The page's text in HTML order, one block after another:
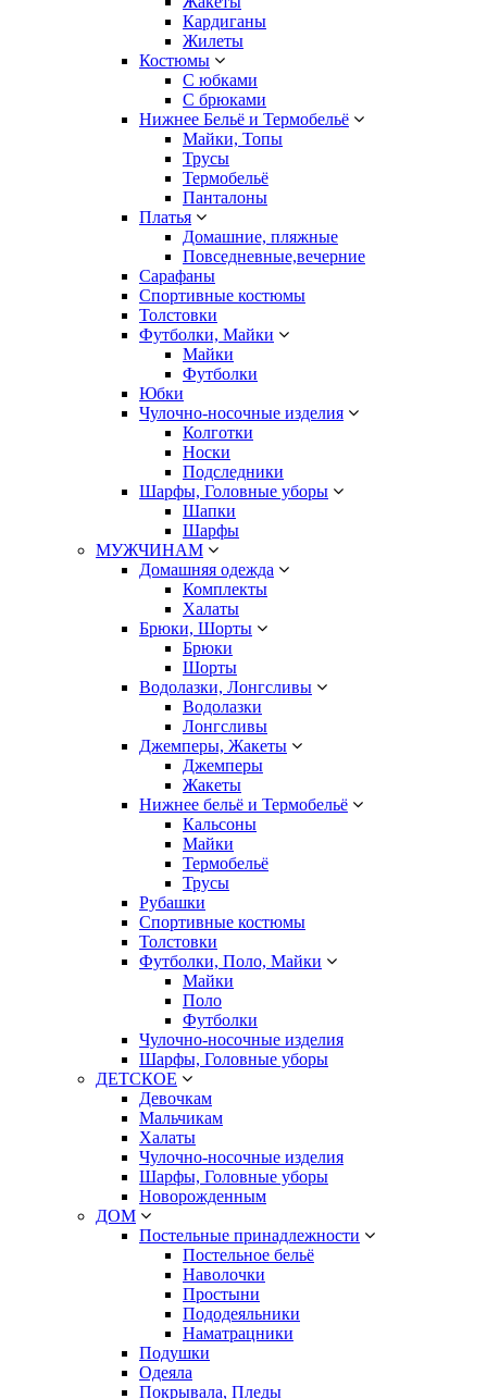
Кардиганы
Жилеты
Костюмы
С юбками
С брюками
Нижнее Бельё и Термобельё
Майки, Топы
Трусы
Термобельё
Панталоны
Платья
Домашние, пляжные
Повседневные,вечерние
Сарафаны
Спортивные костюмы
Толстовки
Футболки, Майки
Майки
Футболки
Юбки
Чулочно-носочные изделия
Колготки
Носки
Подследники
Шарфы, Головные уборы
Шапки
Шарфы
МУЖЧИНАМ
Домашняя одежда
Комплекты
Халаты
Брюки, Шорты
Брюки
Шорты
Водолазки, Лонгсливы
Водолазки
Лонгсливы
Джемперы, Жакеты
Джемперы
Жакеты
Нижнее бельё и Термобельё
Кальсоны
Майки
Термобельё
Трусы
Рубашки
Спортивные костюмы
Толстовки
Футболки, Поло, Майки
Майки
Поло
Футболки
Чулочно-носочные изделия
Шарфы, Головные уборы
ДЕТСКОЕ
Девочкам
Мальчикам
Халаты
Чулочно-носочные изделия
Шарфы, Головные уборы
Новорожденным
ДОМ
Постельные принадлежности
Постельное бельё
Наволочки
Простыни
Пододеяльники
Наматрацники
Подушки
Одеяла
Покрывала, Пледы